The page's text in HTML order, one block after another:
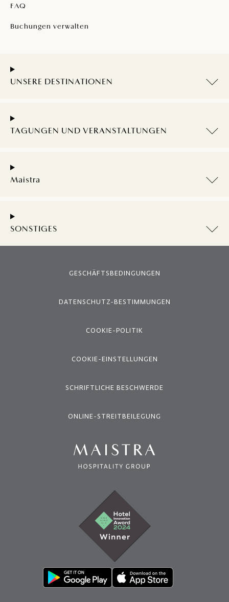
FAQ
Buchungen verwalten
UNSERE DESTINATIONEN
TAGUNGEN UND VERANSTALTUNGEN
Maistra
SONSTIGES
GESCHÄFTSBEDINGUNGEN
DATENSCHUTZ-BESTIMMUNGEN
COOKIE-POLITIK
COOKIE-EINSTELLUNGEN
SCHRIFTLICHE BESCHWERDE
ONLINE-STREITBEILEGUNG